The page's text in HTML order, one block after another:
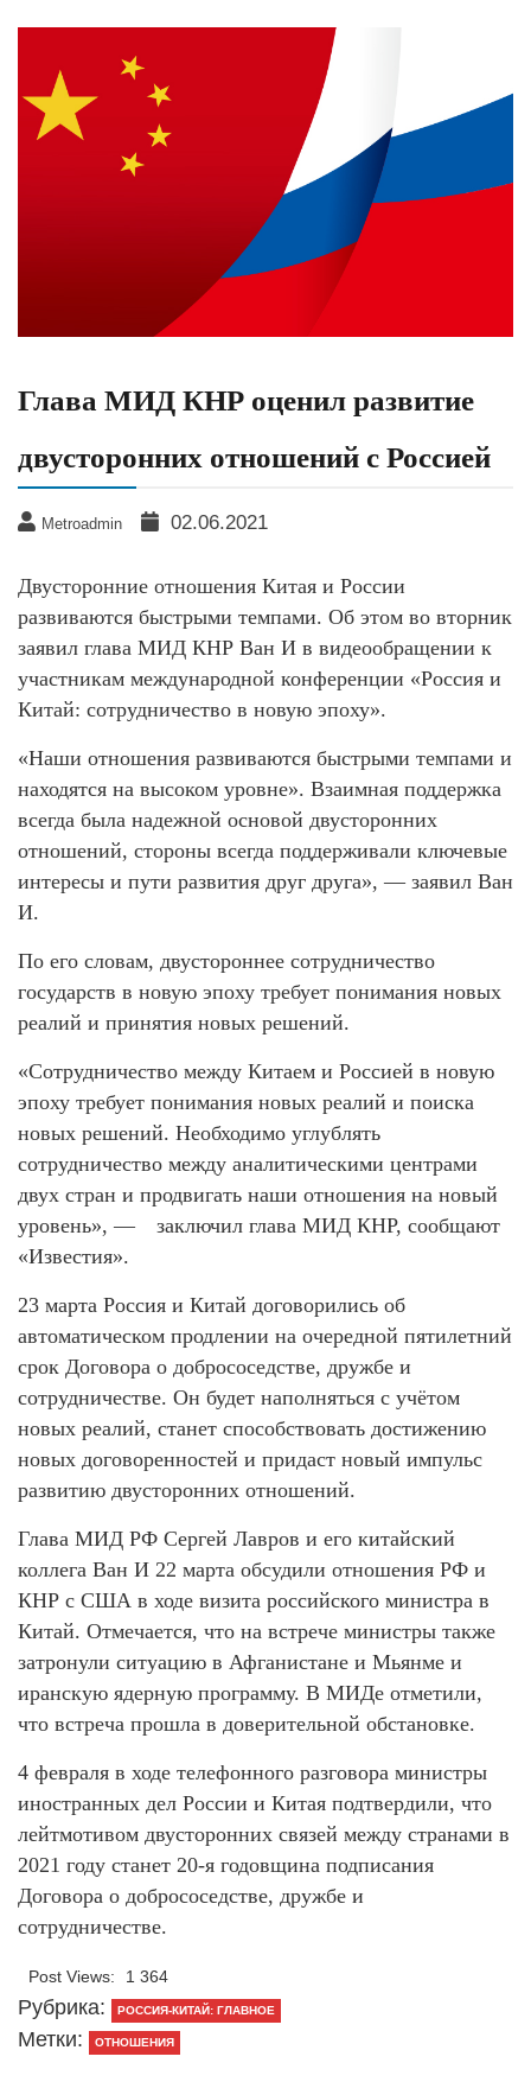
Глава МИД КНР оценил развитие
двусторонних отношений с Россией
Metroadmin 02.06.2021
Двусторонние отношения Китая и России
развиваются быстрыми темпами. Об этом во вторник
заявил глава МИД КНР Ван И в видеообращении к
участникам международной конференции «Россия и
Китай: сотрудничество в новую эпоху».
«Наши отношения развиваются быстрыми темпами и
находятся на высоком уровне». Взаимная поддержка
всегда была надежной основой двусторонних
отношений, стороны всегда поддерживали ключевые
интересы и пути развития друг друга», — заявил Ван
И.
По его словам, двустороннее сотрудничество
государств в новую эпоху требует понимания новых
реалий и принятия новых решений.
«Сотрудничество между Китаем и Россией в новую
эпоху требует понимания новых реалий и поиска
новых решений. Необходимо углублять
сотрудничество между аналитическими центрами
двух стран и продвигать наши отношения на новый
уровень», — заключил глава МИД КНР, сообщают
«Известия».
23 марта Россия и Китай договорились об
автоматическом продлении на очередной пятилетний
срок Договора о добрососедстве, дружбе и
сотрудничестве. Он будет наполняться с учётом
новых реалий, станет способствовать достижению
новых договоренностей и придаст новый импульс
развитию двусторонних отношений.
Глава МИД РФ Сергей Лавров и его китайский
коллега Ван И 22 марта обсудили отношения РФ и
КНР с США в ходе визита российского министра в
Китай. Отмечается, что на встрече министры также
затронули ситуацию в Афганистане и Мьянме и
иранскую ядерную программу. В МИДе отметили,
что встреча прошла в доверительной обстановке.
4 февраля в ходе телефонного разговора министры
иностранных дел России и Китая подтвердили, что
лейтмотивом двусторонних связей между странами в
2021 году станет 20-я годовщина подписания
Договора о добрососедстве, дружбе и
сотрудничестве.
Post Views: 1 364
Рубрика: РОССИЯ-КИТАЙ: ГЛАВНОЕ
Метки: ОТНОШЕНИЯ